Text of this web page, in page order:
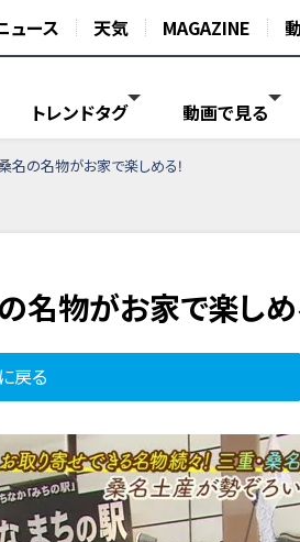
ュース 天気 MAGAZINE
トレンドタグ 動画で見る
名の名物がお家で楽しめる!
名物がお家で楽し
戻る